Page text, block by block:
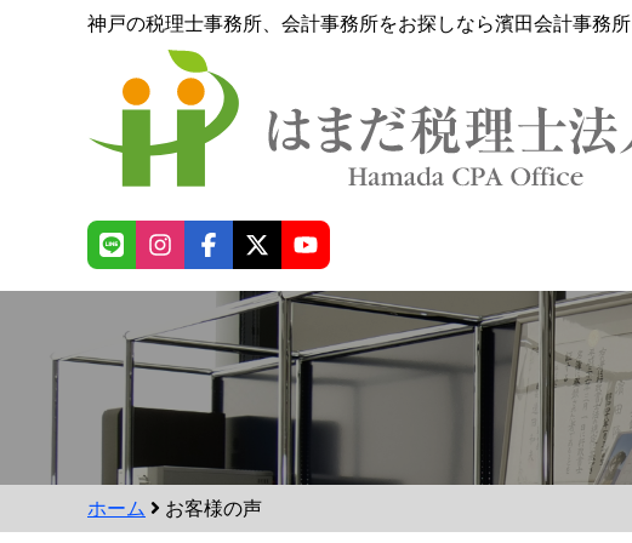
神戸の税理士事務所、会計事務所をお探しなら濱田会計事務所
ホーム お客様の声